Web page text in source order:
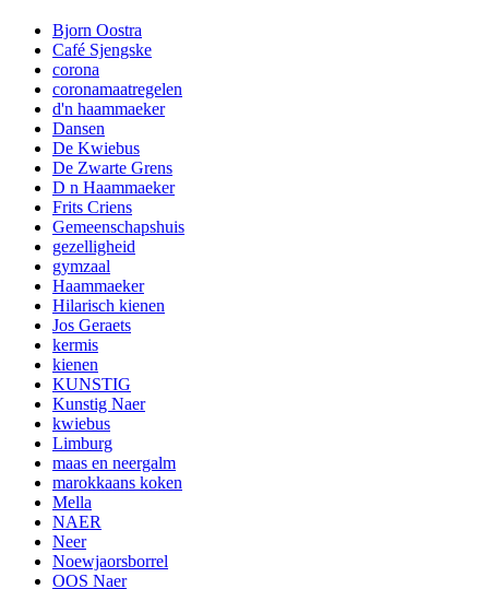
Bjorn Oostra
Café Sjengske
corona
coronamaatregelen
d'n haammaeker
Dansen
De Kwiebus
De Zwarte Grens
D n Haammaeker
Frits Criens
Gemeenschapshuis
gezelligheid
gymzaal
Haammaeker
Hilarisch kienen
Jos Geraets
kermis
kienen
KUNSTIG
Kunstig Naer
kwiebus
Limburg
maas en neergalm
marokkaans koken
Mella
NAER
Neer
Noewjaorsborrel
OOS Naer